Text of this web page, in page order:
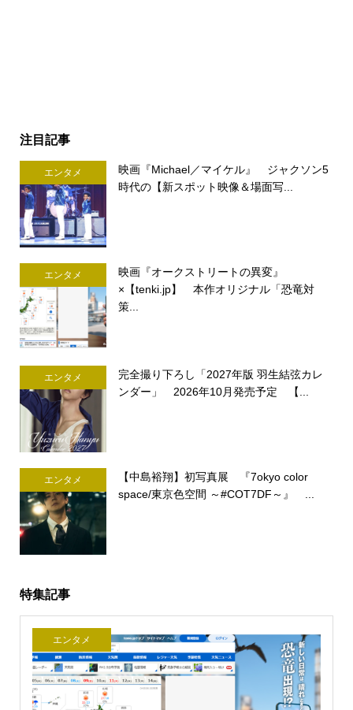
注目記事
エンタメ
映画『Michael／マイケル』 ジャクソン5
時代の【新スポット映像＆場面写...
エンタメ
映画『オークストリートの異変』
×【tenki.jp】 本作オリジナル「恐竜対
策...
エンタメ
完全撮り下ろし「2027年版 羽生結弦カレ
ンダー」 2026年10月発売予定 【...
エンタメ
【中島裕翔】初写真展 『7okyo color
space/東京色空間 ～#COT7DF～』 ...
特集記事
エンタメ